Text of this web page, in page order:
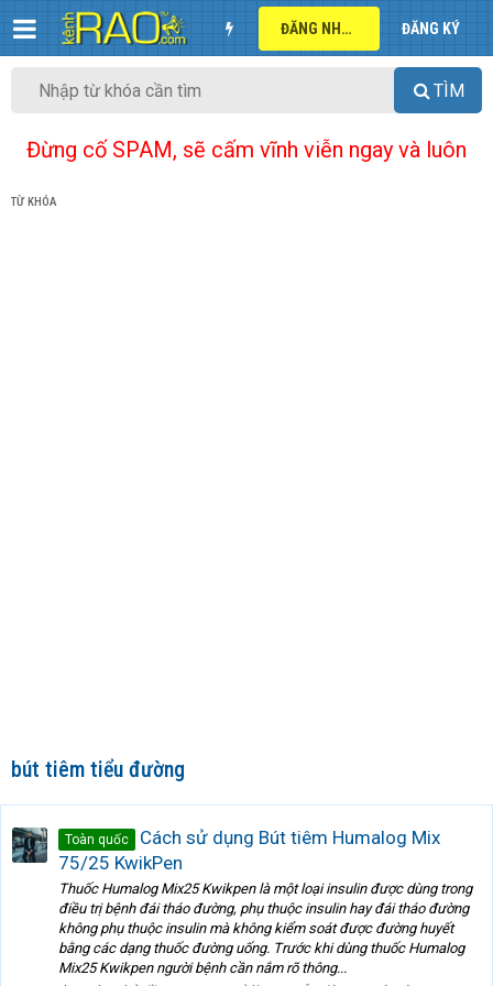
ĐĂNG NHẬP ĐĂNG KÝ
TÌM
Đừng cố SPAM, sẽ cấm vĩnh viễn ngay và luôn
TỪ KHÓA
bút tiêm tiểu đường
Toàn quốc
Cách sử dụng Bút tiêm Humalog Mix
75/25 KwikPen
Thuốc Humalog Mix25 Kwikpen là một loại insulin được dùng trong
điều trị bệnh đái tháo đường, phụ thuộc insulin hay đái tháo đường
không phụ thuộc insulin mà không kiểm soát được đường huyết
bằng các dạng thuốc đường uống. Trước khi dùng thuốc Humalog
Mix25 Kwikpen người bệnh cần nắm rõ thông...